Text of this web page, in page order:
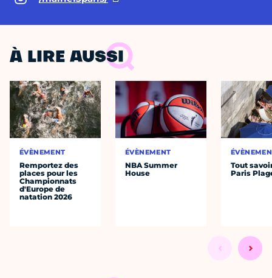
À LIRE AUSSI
ÉVÈNEMENT
Remportez des
places pour les
Championnats
d'Europe de
natation 2026
ÉVÈNEMENT
NBA Summer
House
Tout
Paris